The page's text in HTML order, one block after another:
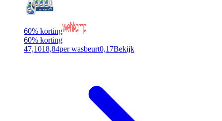
60% korting
60% korting
47,1018,84per wasbeurt0,17Bekijk